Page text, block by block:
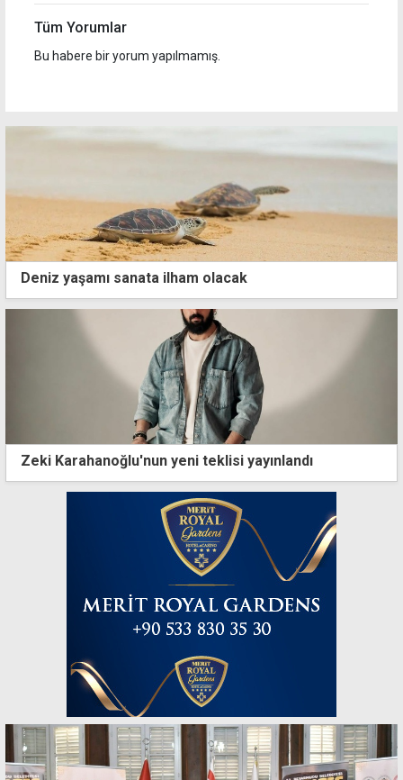
Tüm Yorumlar
Bu habere bir yorum yapılmamış.
Deniz yaşamı sanata ilham olacak
Zeki Karahanoğlu'nun yeni teklisi yayınlandı